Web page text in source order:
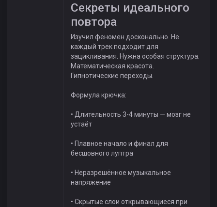
Секреты идеального
повтора
Изучил феномен досконально. Не
каждый трек подходит для
зацикливания. Нужна особая структура.
Математическая красота.
Гипнотические переходы.
Формула крючка:
• Длительность 3-4 минуты — мозг не
устаёт
• Плавное начало и финал для
бесшовного луптра
• Неразрешённое музыкальное
напряжение
• Скрытые слои открывающиеся при